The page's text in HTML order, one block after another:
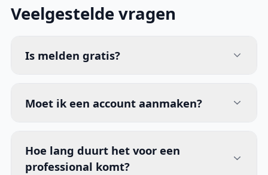
Veelgestelde vragen
Is melden gratis?
Moet ik een account aanmaken?
Hoe lang duurt het voor een
professional komt?